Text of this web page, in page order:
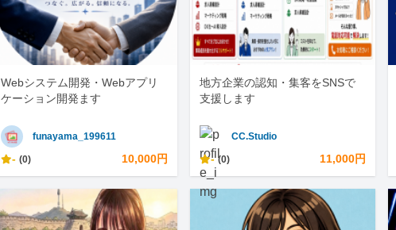
Webシステム開発・Webアプリ
ケーション開発ます
funayama_199611
- (0) 10,000円
地方企業の認知・集客をSNSで
支援します
CC.Studio
- (0) 11,000円